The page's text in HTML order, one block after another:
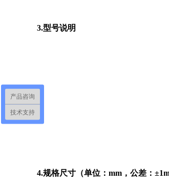
3.型号说明
4.规格尺寸（单位：mm，公差：
产品咨询
技术支持